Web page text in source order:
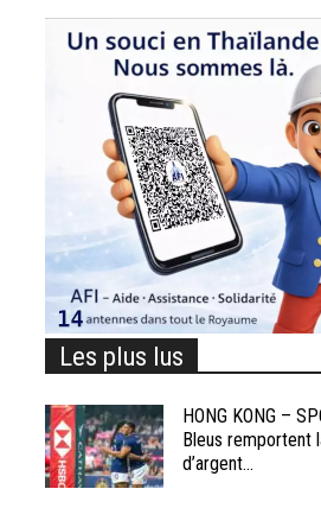
Les plus lus
HONG KONG –
Bleus remportent
d’argent...